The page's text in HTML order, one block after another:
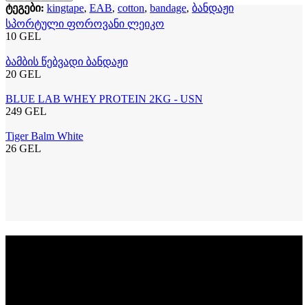
ტეგები: kingtape, EAB, cotton, bandage, ბანდაჟი
სპორტული ფოროვანი ლეიკო
10 GEL
ბამბის წებვადი ბანდაჟი
20 GEL
BLUE LAB WHEY PROTEIN 2KG - USN
249 GEL
Tiger Balm White
26 GEL